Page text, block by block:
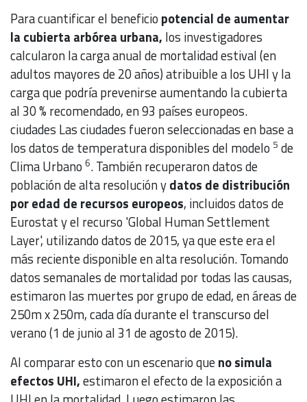
Para cuantificar el beneficio potencial de aumentar
la cubierta arbórea urbana, los investigadores
calcularon la carga anual de mortalidad estival (en
adultos mayores de 20 años) atribuible a los UHI y la
carga que podría prevenirse aumentando la cubierta
al 30 % recomendado, en 93 países europeos.
ciudades Las ciudades fueron seleccionadas en base a
los datos de temperatura disponibles del modelo 5 de
Clima Urbano 6. También recuperaron datos de
población de alta resolución ydatos de distribución
por edad de recursos europeos, incluidos datos de
Eurostat y el recurso 'Global Human Settlement
Layer', utilizando datos de 2015, ya que este era el
más reciente disponible en alta resolución. Tomando
datos semanales de mortalidad por todas las causas,
estimaron las muertes por grupo de edad, en áreas de
250m x 250m, cada día durante el transcurso del
verano (1 de junio al 31 de agosto de 2015).
Al comparar esto con un escenario queno simula
efectos UHI,estimaron el efecto de la exposición a